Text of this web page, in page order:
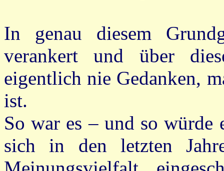
In genau diesem
verankert und über
eigentlich nie Gedanken,
ist.
So war es – und so würde
sich in den letzten